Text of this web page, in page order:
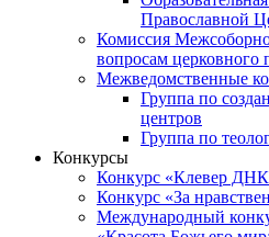
Православной
Комиссия
вопросам церковного
Межведомственные
Группа по
центров
Группа по
Конкурсы
Конкурс «Клевер
Конкурс «За
Международный